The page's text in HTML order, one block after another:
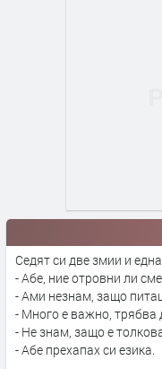
Седят си две змии и
- Абе, ние отровни ли
- Ами незнам, защо
- Много е важно,
- Не знам, защо е
- Абе прехапах си езика.